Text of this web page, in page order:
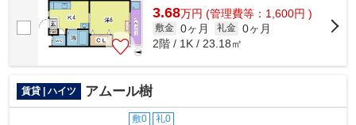
3.68万円 (管理費等：1,600円 )
敷金 0ヶ月 礼金 0ヶ月
2階 / 1K / 23.18㎡
賃貸 | ハイツ アムール樹
敷0 礼0